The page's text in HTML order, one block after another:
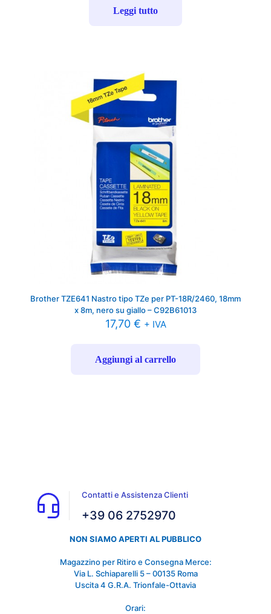
Leggi tutto
Brother TZE641 Nastro tipo TZe per PT-18R/2460, 18mm
x 8m, nero su giallo – C92B61013
17,70 € + IVA
Aggiungi al carrello
Contatti e Assistenza Clienti
+39 06 2752970
NON SIAMO APERTI AL PUBBLICO
Magazzino per Ritiro e Consegna Merce:
Via L. Schiaparelli 5 – 00135 Roma
Uscita 4 G.R.A. Trionfale-Ottavia
Orari: